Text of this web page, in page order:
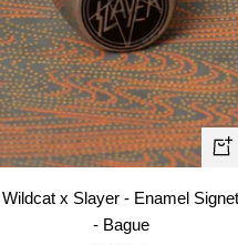
Wildcat x Slayer - Enamel Signet
- Bague